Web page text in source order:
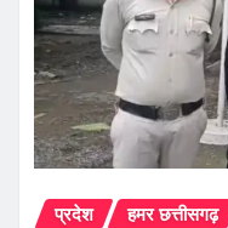
प्रदेश हमर छत्तीसगढ़